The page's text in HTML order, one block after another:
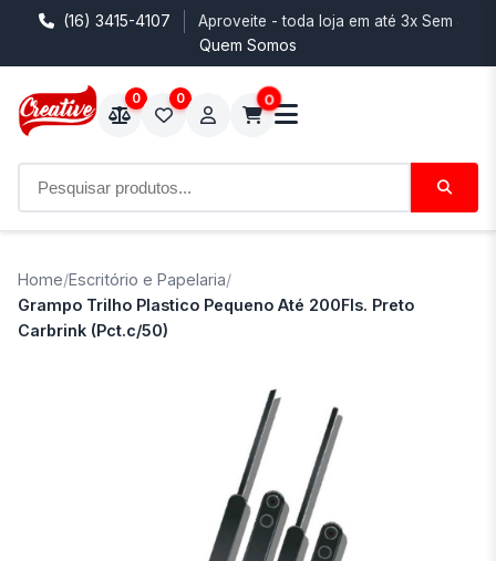
(16) 3415-4107 Aproveite - toda loja em até 3x Sem
Quem Somos
0 0 0
Home/Escritório e Papelaria/
Grampo Trilho Plastico Pequeno Até 200Fls. Preto
Carbrink (Pct.c/50)